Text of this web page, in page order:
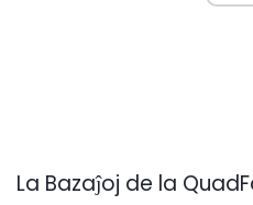
La Bazaĵoj de la